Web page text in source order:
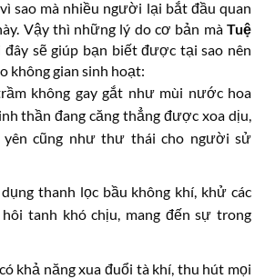
sao mà nhiều người lại bắt đầu quan
Vậy thì những lý do cơ bản mà Tuệ
sẽ giúp bạn biết được tại sao nên
không gian sinh hoạt:
không gay gắt như mùi nước hoa
thần đang căng thẳng được xoa dịu,
yên cũng như thư thái cho người sử
thanh lọc bầu không khí, khử các
tanh khó chịu, mang đến sự trong
khả năng xua đuổi tà khí, thu hút mọi